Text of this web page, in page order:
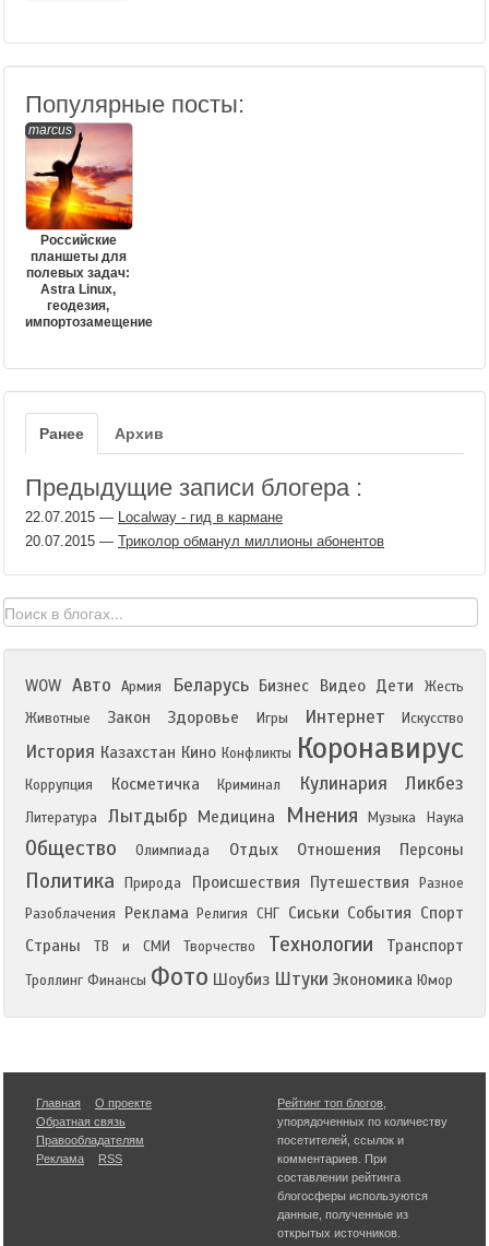
Популярные посты:
marcus
Российские
планшеты для
полевых задач:
Astra Linux,
геодезия,
импортозамещение
Ранее Архив
Предыдущие записи блогера :
22.07.2015 — Localway - гид в кармане
20.07.2015 — Триколор обманул миллионы абонентов
WOW Авто Армия Беларусь Бизнес Видео Дети
Жесть
Животные
Закон Здоровье Игры Интернет Искусство
История Казахстан Кино Конфликты Коронавирус
Коррупция Косметичка Криминал Кулинария Ликбез
Литература Лытдыбр Медицина Мнения Музыка Наука
Общество Олимпиада Отдых Отношения Персоны
Политика Природа Происшествия Путешествия
Разное
Разоблачения
Реклама Религия СНГ Сиськи События Спорт
Страны
ТВ и СМИ Творчество Технологии Транспорт
Троллинг Финансы Фото Шоубиз Штуки Экономика Юмор
Главная
О проекте
Обратная связь
Правообладателям
Реклама
RSS
Рейтинг топ блогов
упорядоченных по количеству
посетителей, ссылок и
комментариев. При
составлении рейтинга
блогосферы используются
данные, полученные из
открытых источников.